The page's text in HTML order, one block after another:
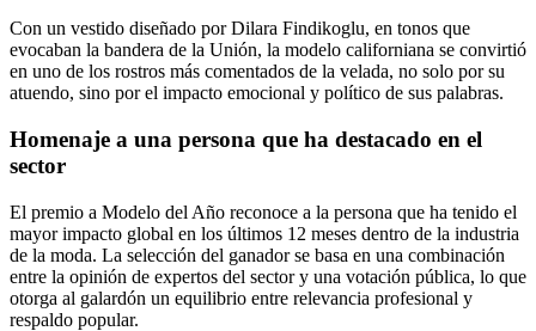
Con un vestido diseñado por Dilara Findikoglu, en tonos que
evocaban la bandera de la Unión, la modelo californiana se convirtió
en uno de los rostros más comentados de la velada, no solo por su
atuendo, sino por el impacto emocional y político de sus palabras.
Homenaje a una persona que ha destacado en el
sector
El premio a Modelo del Año reconoce a la persona que ha tenido el
mayor impacto global en los últimos 12 meses dentro de la industria
de la moda. La selección del ganador se basa en una combinación
entre la opinión de expertos del sector y una votación pública, lo que
otorga al galardón un equilibrio entre relevancia profesional y
respaldo popular.